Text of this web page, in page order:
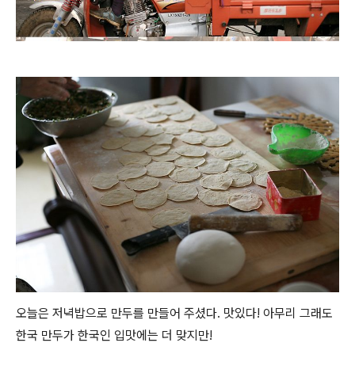
오늘은 저녁밥으로 만두를 만들어 주셨다. 맛있다! 아무리 그래도
한국 만두가 한국인 입맛에는 더 맞지만!